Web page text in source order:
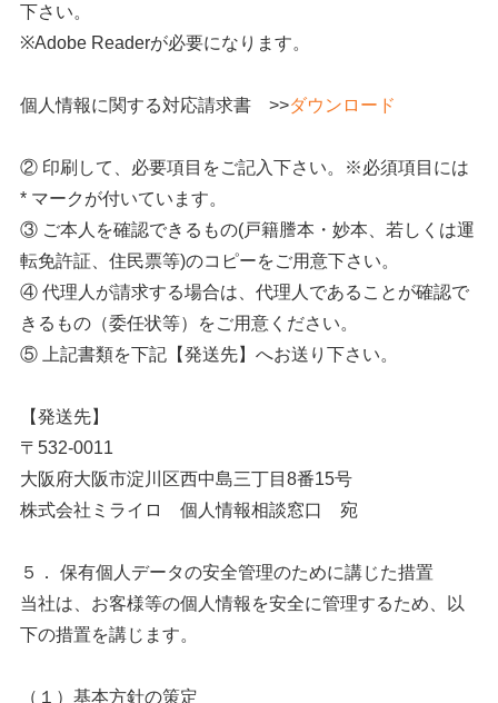
下さい。
※Adobe Readerが必要になります。
個人情報に関する対応請求書 >>ダウンロード
② 印刷して、必要項目をご記入下さい。※必須項目には
* マークが付いています。
③ ご本人を確認できるもの(戸籍謄本・妙本、若しくは運
転免許証、住民票等)のコピーをご用意下さい。
④ 代理人が請求する場合は、代理人であることが確認で
きるもの（委任状等）をご用意ください。
⑤ 上記書類を下記【発送先】へお送り下さい。
【発送先】
〒532-0011
大阪府大阪市淀川区西中島三丁目8番15号
株式会社ミライロ 個人情報相談窓口 宛
５． 保有個人データの安全管理のために講じた措置
当社は、お客様等の個人情報を安全に管理するため、以
下の措置を講じます。
（１）基本方針の策定